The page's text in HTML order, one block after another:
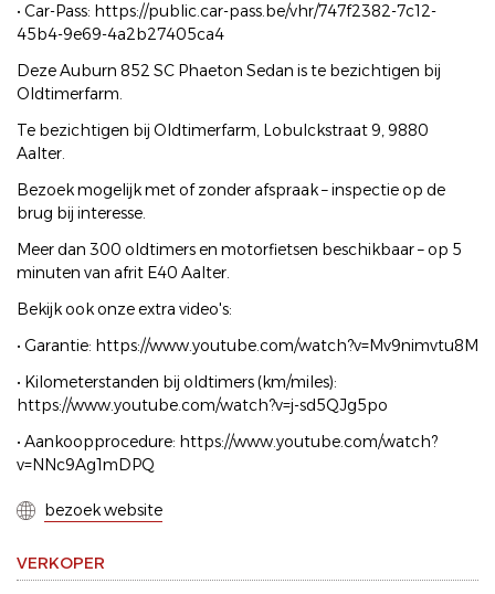
• Car-Pass: https://public.car-pass.be/vhr/747f2382-7c12-
45b4-9e69-4a2b27405ca4
Deze Auburn 852 SC Phaeton Sedan is te bezichtigen bij
Oldtimerfarm.
Te bezichtigen bij Oldtimerfarm, Lobulckstraat 9, 9880
Aalter.
Bezoek mogelijk met of zonder afspraak – inspectie op de
brug bij interesse.
Meer dan 300 oldtimers en motorfietsen beschikbaar – op 5
minuten van afrit E40 Aalter.
Bekijk ook onze extra video's:
• Garantie: https://www.youtube.com/watch?v=Mv9nimvtu8M
• Kilometerstanden bij oldtimers (km/miles):
https://www.youtube.com/watch?v=j-sd5QJg5po
• Aankoopprocedure: https://www.youtube.com/watch?
v=NNc9Ag1mDPQ
bezoek website
VERKOPER